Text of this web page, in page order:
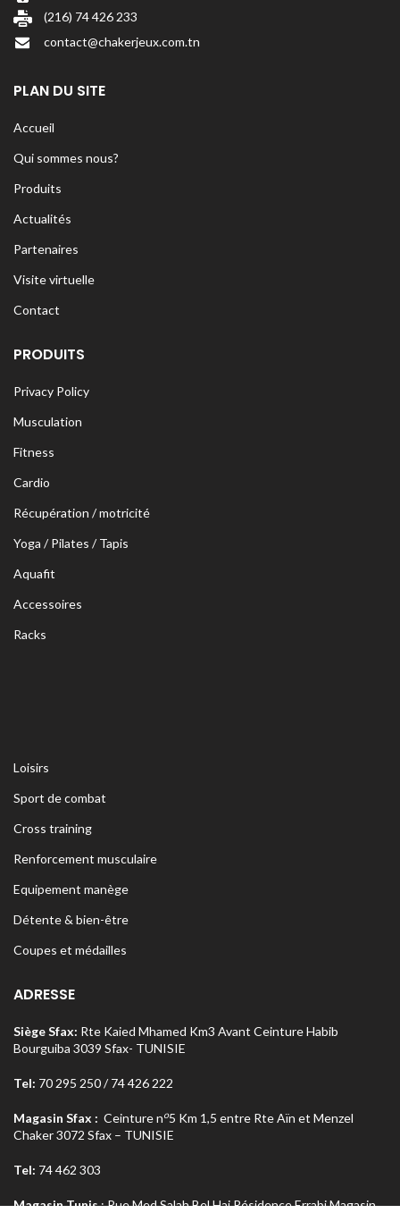
(216) 74 426 233
contact@chakerjeux.com.tn
PLAN DU SITE
Accueil
Qui sommes nous?
Produits
Actualités
Partenaires
Visite virtuelle
Contact
PRODUITS
Privacy Policy
Musculation
Fitness
Cardio
Récupération / motricité
Yoga / Pilates / Tapis
Aquafit
Accessoires
Racks
Loisirs
Sport de combat
Cross training
Renforcement musculaire
Equipement manège
Détente & bien-être
Coupes et médailles
ADRESSE
Siège Sfax: Rte Kaied Mhamed Km3 Avant Ceinture Habib
Bourguiba 3039 Sfax- TUNISIE
Tel: 70 295 250 / 74 426 222
Magasin Sfax : Ceinture no5 Km 1,5 entre Rte Aïn et Menzel
Chaker 3072 Sfax – TUNISIE
Tel: 74 462 303
Magasin Tunis: Rue Med Salah Bel Haj Résidence Errabi Magasin